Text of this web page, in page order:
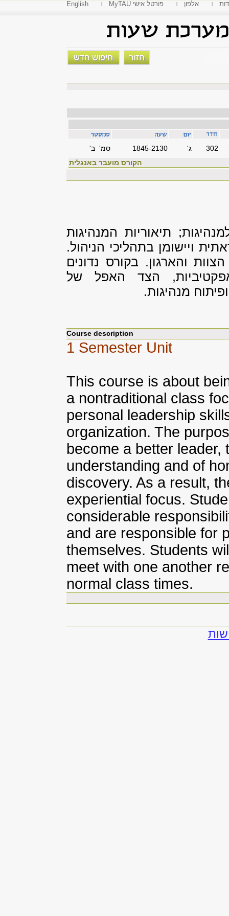
English MyTAU פורטל אישי אלפון
סמ' ב' 1845-2130 'ג
302
הקורס מועבר באנגלית
תיאוריות המנהיגות
ויישומן בתהליכי הניהול.
והארגון. בקורס נדונים
אפקטיביות, הצד האפל של
מנהיגות.
Course description
1 Semester Unit
This course is about
a nontraditional class
personal leadership
organization. The
become a better
understanding and of
discovery. As a result,
experiential focus.
considerable
and are responsible for
themselves. Students
meet with one another
normal class times.